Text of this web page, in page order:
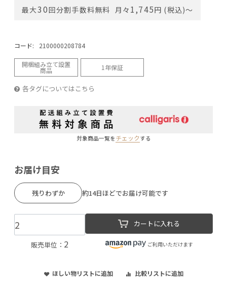
最大30回分割手数料無料 月々 1,745円 (税込)〜
コード: 2100000208784
開梱組み立て設置
商品 1年保証
各タグについてはこちら
対象商品一覧をチェックする
お届け目安
残りわずか 約14日ほどでお届け可能です
販売単位： 2
カートに入れる
ご利用いただけます
ほしい物リストに追加 比較リストに追加